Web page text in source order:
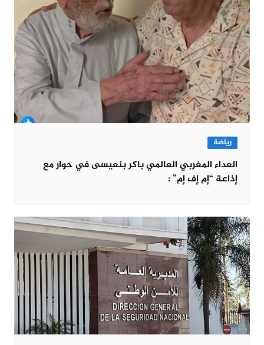
رياضة
العداء المغربي العالمي باكر بنعيسى في حوار مع
إذاعة “إم إف إم” :